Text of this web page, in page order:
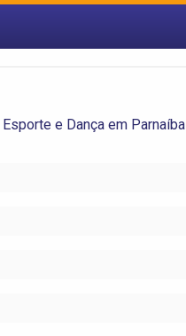
Esporte e Dança em Parnaíba